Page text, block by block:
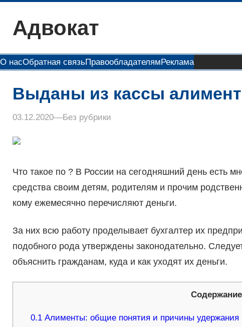
содержимому
Адвокат
О насОбратная связьПравообладателям Реклама
Выданы из кассы
03.12.2020––Без рубрики
Что такое по ? В России на сегодняшний день есть
средства своим детям, родителям и прочим
кому ежемесячно перечисляют деньги.
За них всю работу проделывает бухгалтер их
подобного рода утверждены законодательно.
объяснить гражданам, куда и как уходят их деньги.
Содержание
0.1 Алименты: общие понятия и причины удержания